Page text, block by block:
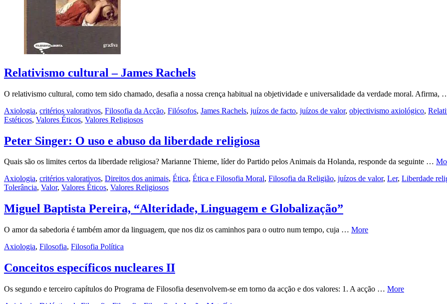
Relativismo cultural – James Rachels
O relativismo cultural, como tem sido chamado, desafia a nossa crença habitual na objetividade e universalidade da verdade moral. Afirma,
Axiologia, critérios valorativos, Filosofia da Acção, Filósofos, James Rachels, juízos de facto, juízos de valor, objectivismo axiológico,
Estéticos, Valores Éticos, Valores Religiosos
Peter Singer: O uso e abuso da liberdade religiosa
Quais são os limites certos da liberdade religiosa? Marianne Thieme, líder do Partido pelos Animais da Holanda, responde da seguinte …
Axiologia, critérios valorativos, Direitos dos animais, Ética, Ética e Filosofia Moral, Filosofia da Religião, juízos de valor, Ler, Liberdade
Tolerância, Valor, Valores Éticos, Valores Religiosos
Miguel Baptista Pereira, “Alteridade, Linguagem e Globalização”
O amor da sabedoria é também amor da linguagem, que nos diz os caminhos para o outro num tempo, cuja … More
Axiologia, Filosofia, Filosofia Política
Conceitos específicos nucleares II
Os segundo e terceiro capítulos do Programa de Filosofia desenvolvem-se em torno da acção e dos valores: 1. A acção … More